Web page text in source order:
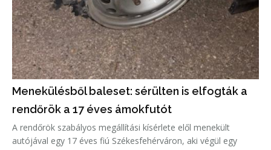
Menekülésből baleset: sérülten is elfogták a
rendőrök a 17 éves ámokfutót
A rendőrök szabályos megállítási kísérlete elől menekült
autójával egy 17 éves fiú Székesfehérváron, aki végül egy